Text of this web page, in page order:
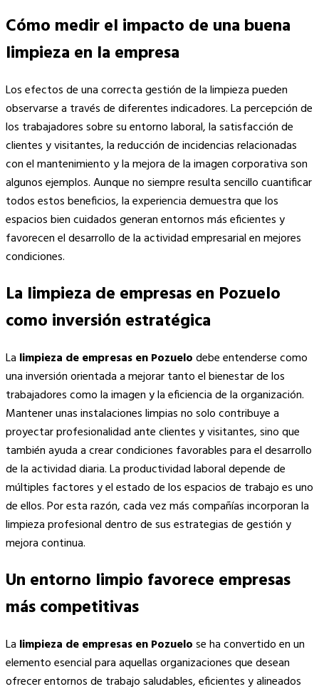
Cómo medir el impacto de una buena
limpieza en la empresa
Los efectos de una correcta gestión de la limpieza pueden
observarse a través de diferentes indicadores. La percepción de
los trabajadores sobre su entorno laboral, la satisfacción de
clientes y visitantes, la reducción de incidencias relacionadas
con el mantenimiento y la mejora de la imagen corporativa son
algunos ejemplos. Aunque no siempre resulta sencillo cuantificar
todos estos beneficios, la experiencia demuestra que los
espacios bien cuidados generan entornos más eficientes y
favorecen el desarrollo de la actividad empresarial en mejores
condiciones.
La limpieza de empresas en Pozuelo
como inversión estratégica
La limpieza de empresas en Pozuelodebe entenderse como
una inversión orientada a mejorar tanto el bienestar de los
trabajadores como la imagen y la eficiencia de la organización.
Mantener unas instalaciones limpias no solo contribuye a
proyectar profesionalidad ante clientes y visitantes, sino que
también ayuda a crear condiciones favorables para el desarrollo
de la actividad diaria. La productividad laboral depende de
múltiples factores y el estado de los espacios de trabajo es uno
de ellos. Por esta razón, cada vez más compañías incorporan la
limpieza profesional dentro de sus estrategias de gestión y
mejora continua.
Un entorno limpio favorece empresas
más competitivas
La limpieza de empresas en Pozuelose ha convertido en un
elemento esencial para aquellas organizaciones que desean
ofrecer entornos de trabajo saludables, eficientes y alineados